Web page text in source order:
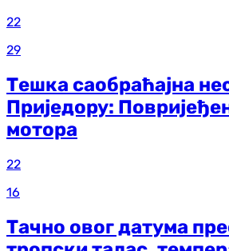
22
29
Тешка саобраћајна
Приједору:
мотора
22
16
Тачно овог датума